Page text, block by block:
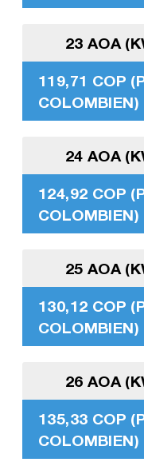
23 AOA
119,71 COP
COLOMBIEN)
24 AOA
124,92 COP
COLOMBIEN)
25 AOA
130,12 COP
COLOMBIEN)
26 AOA
135,33 COP
COLOMBIEN)